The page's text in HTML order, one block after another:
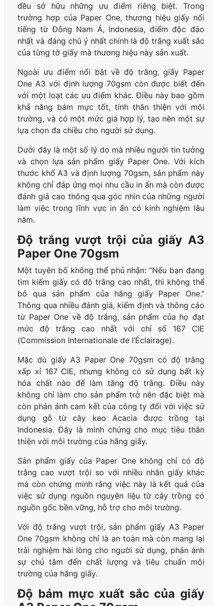
đều sở hữu những ưu điểm riêng biệt. Trong
trường hợp của Paper One, thương hiệu giấy nổi
tiếng từ Đông Nam Á, Indonesia, điểm độc đáo
nhất và đáng chú ý nhất chính là độ trắng xuất sắc
của từng tờ giấy mà thương hiệu này sản xuất.
Ngoài ưu điểm nổi bật về độ trắng, giấy Paper
One A3 với định lượng 70gsm còn được biết đến
với một loạt các ưu điểm khác. Điều này bao gồm
khả năng bám mực tốt, tính thân thiện với môi
trường, và có một mức giá hợp lý, tạo nên một sự
lựa chọn đa chiều cho người sử dụng.
Dưới đây là một số lý do mà nhiều người tin tưởng
và chọn lựa sản phẩm giấy Paper One. Với kích
thước khổ A3 và định lượng 70gsm, sản phẩm này
không chỉ đáp ứng mọi nhu cầu in ấn mà còn được
đánh giá cao thông qua góc nhìn của những người
làm việc trong lĩnh vực in ấn có kinh nghiệm lâu
năm.
Độ trắng vượt trội của giấy A3
Paper One 70gsm
Một tuyên bố không thể phủ nhận: “Nếu bạn đang
tìm kiếm giấy có độ trắng cao nhất, thì không thể
bỏ qua sản phẩm của hãng giấy Paper One.”
Thông qua nhiều đánh giá, kiểm định và thông cáo
từ Paper One về độ trắng, sản phẩm của họ đạt
mức độ trắng cao nhất với chỉ số 167 CIE
(Commission Internationale de l’Éclairage).
Mặc dù giấy A3 Paper One 70gsm có độ trắng
xấp xỉ 167 CIE, nhưng không có sử dụng bất kỳ
hóa chất nào để làm tăng độ trắng. Điều này
không chỉ làm cho sản phẩm trở nên đặc biệt mà
còn phản ánh cam kết của công ty đối với việc sử
dụng gỗ từ cây keo Acacia được trồng tại
Indonesia. Đây là minh chứng cho mục tiêu thân
thiện với môi trường của hãng giấy.
Sản phẩm giấy của Paper One không chỉ có độ
trắng cao vượt trội so với nhiều nhãn giấy khác
mà còn chứng minh rằng việc này là kết quả của
việc sử dụng nguồn nguyên liệu từ cây trồng có
nguồn gốc bền vững, hỗ trợ cho môi trường.
Với độ trắng vượt trội, sản phẩm giấy A3 Paper
One 70gsm không chỉ là an toàn mà còn mang lại
trải nghiệm hài lòng cho người sử dụng, phản ánh
sự chú tâm đến chất lượng và tiêu chuẩn môi
trường của hãng giấy.
Độ bám mực xuất sắc của giấy